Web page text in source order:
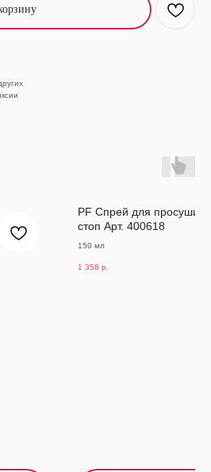
PF Спрей для
стоп Арт. 400618
150 мл
1 358 р.